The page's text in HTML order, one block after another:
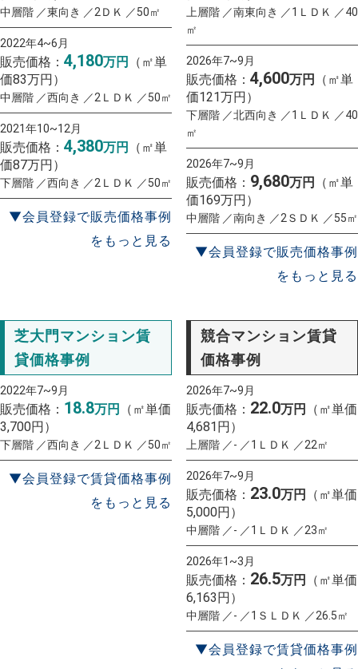
中層階 ／東向き ／2ＤＫ ／50㎡
2022年4~6月
販売価格： 4,180万円
（㎡単
価83万円）
中層階 ／西向き ／2ＬＤＫ ／50㎡
2021年10~12月
販売価格： 4,380万円
（㎡単
価87万円）
下層階 ／西向き ／2ＬＤＫ ／50㎡
▼会員登録で販売価格事例
をもっと見る
上層階 ／南東向き ／1ＬＤＫ ／40
㎡
2026年7~9月
販売価格： 4,600万円
（㎡単
価121万円）
下層階 ／北西向き ／1ＬＤＫ ／40
㎡
2026年7~9月
販売価格： 9,680万円
（㎡単
価169万円）
中層階 ／南向き ／2ＳＤＫ ／55㎡
▼会員登録で販売価格事例
をもっと見る
芝大門マンション賃
貸価格事例
2022年7~9月
販売価格： 18.8万円
（㎡単価
3,700円）
下層階 ／西向き ／2ＬＤＫ ／50㎡
▼会員登録で賃貸価格事例
をもっと見る
競合マンション賃貸
価格事例
2026年7~9月
販売価格： 22.0万円
（㎡単価
4,681円）
上層階 ／- ／1ＬＤＫ ／22㎡
2026年7~9月
販売価格： 23.0万円
（㎡単価
5,000円）
中層階 ／- ／1ＬＤＫ ／23㎡
2026年1~3月
販売価格： 26.5万円
（㎡単価
6,163円）
中層階 ／- ／1ＳＬＤＫ ／26.5㎡
▼会員登録で賃貸価格事例